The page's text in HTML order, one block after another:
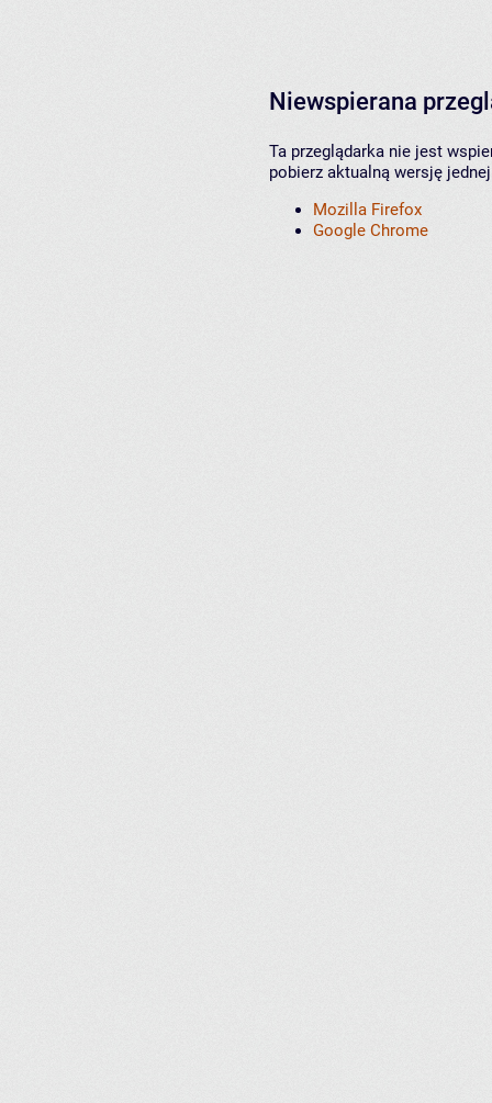
Niewspierana
Ta przeglądarka nie jest
pobierz aktualną wersję
Mozilla Firefox
Google Chrome